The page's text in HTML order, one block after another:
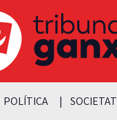
POLÍTICA SOCIETAT